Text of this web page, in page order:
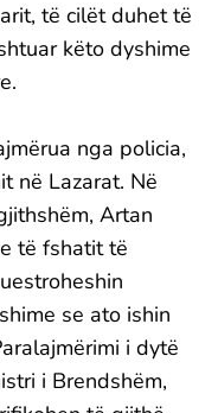
të cilët duhet të
këto dyshime
nga policia,
në Lazarat. Në
Artan
të fshatit të
se ato ishin
i dytë
i Brendshëm,